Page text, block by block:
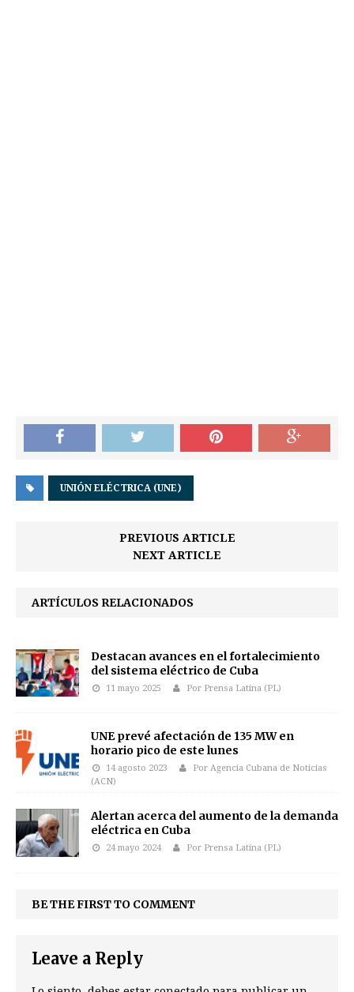
UNIÓN ELÉCTRICA (UNE)
PREVIOUS ARTICLE
NEXT ARTICLE
ARTÍCULOS RELACIONADOS
Destacan avances en el fortalecimiento
del sistema eléctrico de Cuba
11 mayo 2025 Por Prensa Latina (PL)
UNE prevé afectación de 135 MW en
horario pico de este lunes
14 agosto 2023
Por Agencia Cubana de Noticias
(ACN)
Alertan acerca del aumento de la demanda
eléctrica en Cuba
24 mayo 2024 Por Prensa Latina (PL)
BE THE FIRST TO COMMENT
Leave a Reply